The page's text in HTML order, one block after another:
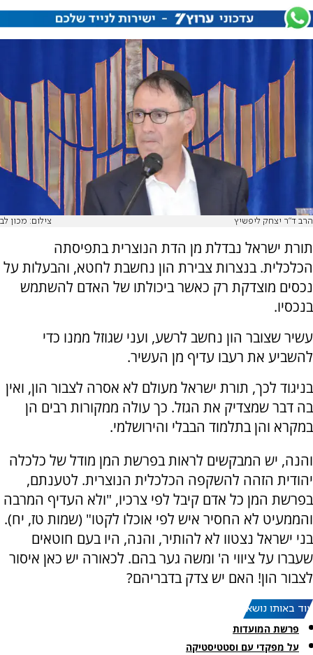
הרב ד"ר יצחק ליפשיץ צילום: מכון לב
תורת ישראל נבדלת מן הדת הנוצרית בתפיסתה
הכלכלית. בנצרות צבירת הון נחשבת לחטא, והבעלות על
נכסים מוצדקת רק כאשר ביכולתו של האדם להשתמש
בנכסיו.
עשיר שצובר הון נחשב לרשע, ועני שגוזל ממנו כדי
להשביע את רעבו עדיף מן העשיר.
בניגוד לכך, תורת ישראל מעולם לא אסרה לצבור הון, ואין
בה דבר שמצדיק את הגזל. כך עולה ממקורות רבים הן
במקרא והן בתלמוד הבבלי והירושלמי.
והנה, יש המבקשים לראות בפרשת המן מודל של כלכלה
יהודית הזהה להשקפה הכלכלית הנוצרית. לטענתם,
בפרשת המן כל אדם קיבל לפי צרכיו, "ולא העדיף המרבה
והממעיט לא החסיר איש לפי אוכלו לקטו" (שמות טז, יח).
בני ישראל נצטוו לא להותיר, והנה, היו בעם חוטאים
שעברו על ציווי ה' ומשה גער בהם. לכאורה יש כאן איסור
לצבור הון! האם יש צדק בדבריהם?
עוד באותו נושא:
פרשת המועדות
על מפקדי עם וסטטיסטיקה